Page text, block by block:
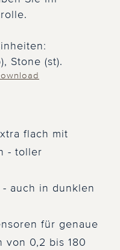
Stone (st).
flach mit
- toller
- auch in dunklen
für genaue
von 0,2 bis 180